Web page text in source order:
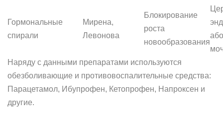
Гормональные
спирали
Мирена,
Левонова
Блокирование
роста
новообразования
Наряду с данными препаратами используются
обезболивающие и противовоспалительные средства:
Парацетамол, Ибупрофен, Кетопрофен, Напроксен и
другие.